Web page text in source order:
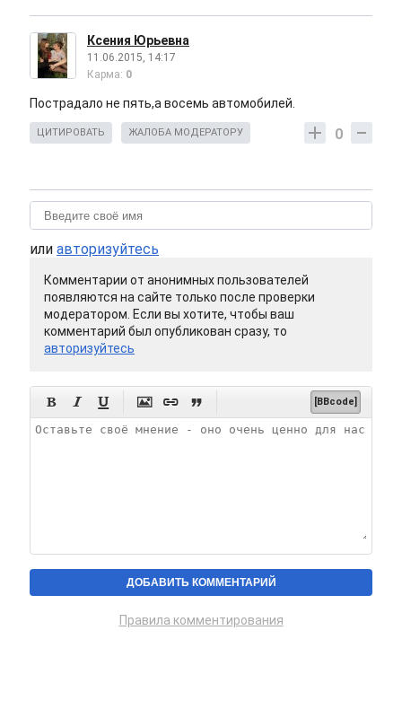
Ксения Юрьевна
11.06.2015, 14:17
Карма: 0
Пострадало не пять,а восемь автомобилей.
0
ЦИТИРОВАТЬ ЖАЛОБА МОДЕРАТОРУ
или авторизуйтесь
Комментарии от анонимных пользователей
появляются на сайте только после проверки
модератором. Если вы хотите, чтобы ваш
комментарий был опубликован сразу, то
авторизуйтесь
      [BBcode]
Правила комментирования